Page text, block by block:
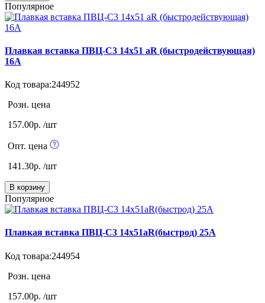
Популярное
Плавкая вставка ПВЦ-С3 14х51 aR (быстродействующая)
16А
Код товара:244952
Розн. цена
157.00р. /шт
Опт. цена
141.30р. /шт
В корзину
Популярное
Плавкая вставка ПВЦ-С3 14х51aR(быстрод) 25А
Код товара:244954
Розн. цена
157.00р. /шт